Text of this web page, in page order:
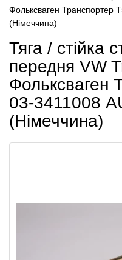
Фольксваген Транспортер
(Німеччина)
Тяга / стійка
передня VW
Фольксваген
03-3411008
(Німеччина)